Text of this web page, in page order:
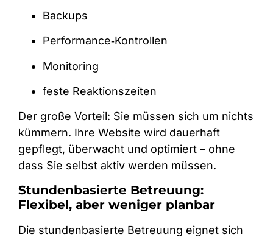
Backups
Performance‑Kontrollen
Monitoring
feste Reaktionszeiten
Der große Vorteil: Sie müssen sich um nichts
kümmern. Ihre Website wird dauerhaft
gepflegt, überwacht und optimiert – ohne
dass Sie selbst aktiv werden müssen.
Stundenbasierte Betreuung:
Flexibel, aber weniger planbar
Die stundenbasierte Betreuung eignet sich